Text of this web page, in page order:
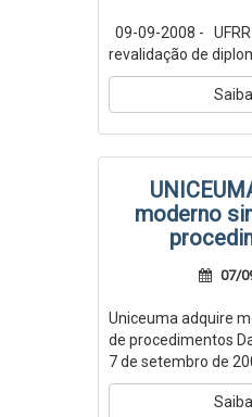
09-09-2008 -
revalidação de
moderno
07/
Uniceuma adquire
de procedimentos
7 de setembro